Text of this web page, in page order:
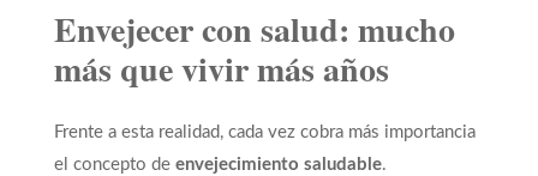
Envejecer con salud: mucho
más que vivir más años
Frente a esta realidad, cada vez cobra más importancia
el concepto de envejecimiento saludable.